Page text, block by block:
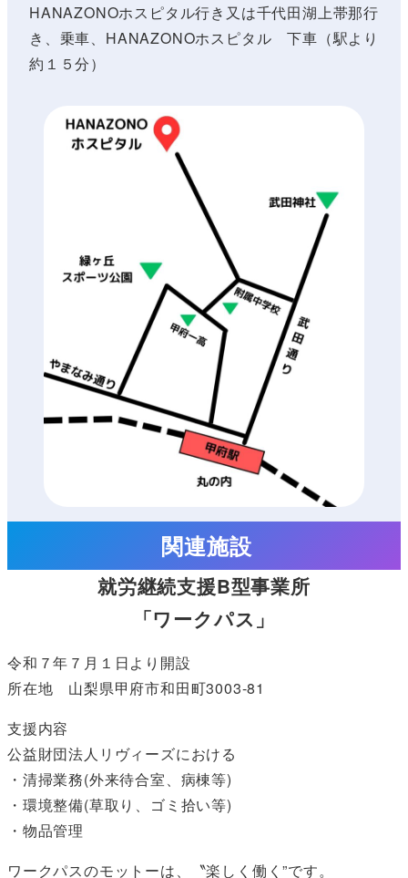
HANAZONOホスピタル行き又は千代田湖上帯那行
き、乗車、HANAZONOホスピタル 下車（駅より
約１５分）
関連施設
就労継続支援B型事業所
「ワークパス」
令和７年７月１日より開設
所在地 山梨県甲府市和田町3003-81
支援内容
公益財団法人リヴィーズにおける
・清掃業務(外来待合室、病棟等)
・環境整備(草取り、ゴミ拾い等)
・物品管理
ワークパスのモットーは、〝楽しく働く”です。